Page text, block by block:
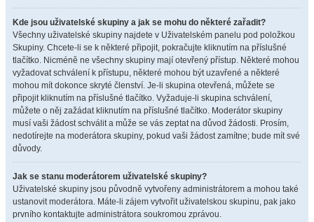
Kde jsou uživatelské skupiny a jak se mohu do některé zařadit?
Všechny uživatelské skupiny najdete v Uživatelském panelu pod položkou
Skupiny. Chcete-li se k některé připojit, pokračujte kliknutím na příslušné
tlačítko. Nicméně ne všechny skupiny mají otevřený přístup. Některé mohou
vyžadovat schválení k přístupu, některé mohou být uzavřené a některé
mohou mít dokonce skryté členství. Je-li skupina otevřená, můžete se
připojit kliknutím na příslušné tlačítko. Vyžaduje-li skupina schválení,
můžete o něj zažádat kliknutím na příslušné tlačítko. Moderátor skupiny
musí vaši žádost schválit a může se vás zeptat na důvod žádosti. Prosím,
nedotírejte na moderátora skupiny, pokud vaši žádost zamítne; bude mít své
důvody.
Jak se stanu moderátorem uživatelské skupiny?
Uživatelské skupiny jsou původně vytvořeny administrátorem a mohou také
ustanovit moderátora. Máte-li zájem vytvořit uživatelskou skupinu, pak jako
prvního kontaktujte administrátora soukromou zprávou.